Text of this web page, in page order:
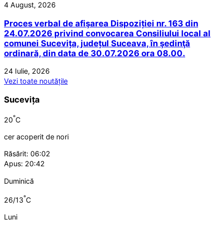
4 August, 2026
Proces verbal de afişarea Dispoziției nr. 163 din
24.07.2026 privind convocarea Consiliului local al
comunei Sucevița, județul Suceava, în şedinţă
ordinară, din data de 30.07.2026 ora 08.00.
24 Iulie, 2026
Vezi toate noutățile
Sucevița
20°C
cer acoperit de nori
Răsărit: 06:02
Apus: 20:42
Duminică
26/13°C
Luni